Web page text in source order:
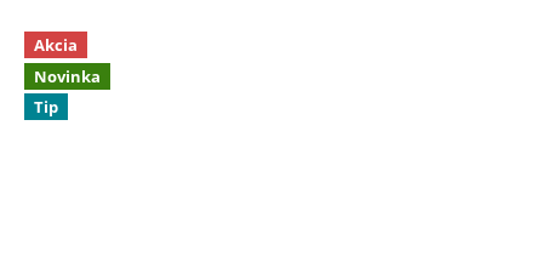
Akcia
Novinka
Tip